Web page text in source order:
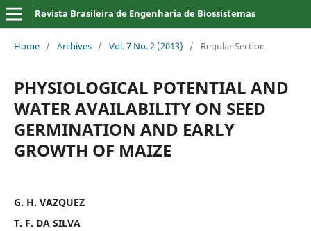
Revista Brasileira de Engenharia de Biossistemas
Home / Archives / Vol. 7 No. 2 (2013) / Regular Section
PHYSIOLOGICAL POTENTIAL AND
WATER AVAILABILITY ON SEED
GERMINATION AND EARLY
GROWTH OF MAIZE
G. H. VAZQUEZ
T. F. DA SILVA